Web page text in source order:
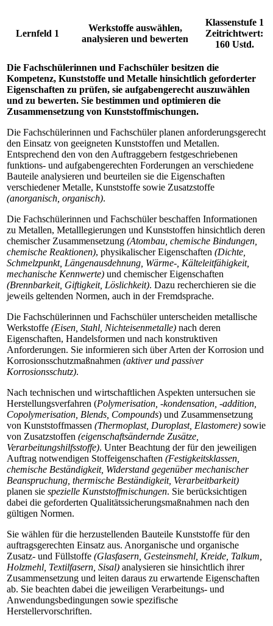
Lernfeld 1
Werkstoffe auswählen,
analysieren und bewerten
Klassenstufe 1
Zeitrichtwert:
160 Ustd.
Die Fachschülerinnen und Fachschüler besitzen die
Kompetenz, Kunststoffe und Metalle hinsichtlich geforderter
Eigenschaften zu prüfen, sie aufgabengerecht auszuwählen
und zu bewerten. Sie bestimmen und optimieren die
Zusammensetzung von Kunststoffmischungen.
Die Fachschülerinnen und Fachschüler planen anforderungsgerecht
den Einsatz von geeigneten Kunststoffen und Metallen.
Entsprechend den von den Auftraggebern festgeschriebenen
funktions- und aufgabengerechten Forderungen an verschiedene
Bauteile analysieren und beurteilen sie die Eigenschaften
verschiedener Metalle, Kunststoffe sowie Zusatzstoffe
(anorganisch, organisch).
Die Fachschülerinnen und Fachschüler beschaffen Informationen
zu Metallen, Metalllegierungen und Kunststoffen hinsichtlich deren
chemischer Zusammensetzung (Atombau, chemische Bindungen,
chemische Reaktionen), physikalischer Eigenschaften (Dichte,
Schmelzpunkt, Längenausdehnung, Wärme-, Kälteleitfähigkeit,
mechanische Kennwerte) und chemischer Eigenschaften
(Brennbarkeit, Giftigkeit, Löslichkeit). Dazu recherchieren sie die
jeweils geltenden Normen, auch in der Fremdsprache.
Die Fachschülerinnen und Fachschüler unterscheiden metallische
Werkstoffe (Eisen, Stahl, Nichteisenmetalle) nach deren
Eigenschaften, Handelsformen und nach konstruktiven
Anforderungen. Sie informieren sich über Arten der Korrosion und
Korrosionsschutzmaßnahmen (aktiver und passiver
Korrosionsschutz).
Nach technischen und wirtschaftlichen Aspekten untersuchen sie
Herstellungsverfahren (Polymerisation, -kondensation, -addition,
Copolymerisation, Blends, Compounds) und Zusammensetzung
von Kunststoffmassen (Thermoplast, Duroplast, Elastomere) sowie
von Zusatzstoffen (eigenschaftsändernde Zusätze,
Verarbeitungshilfsstoffe). Unter Beachtung der für den jeweiligen
Auftrag notwendigen Stoffeigenschaften (Festigkeitsklassen,
chemische Beständigkeit, Widerstand gegenüber mechanischer
Beanspruchung, thermische Beständigkeit, Verarbeitbarkeit)
planen sie spezielle Kunststoffmischungen. Sie berücksichtigen
dabei die geforderten Qualitätssicherungsmaßnahmen nach den
gültigen Normen.
Sie wählen für die herzustellenden Bauteile Kunststoffe für den
auftragsgerechten Einsatz aus. Anorganische und organische
Zusatz- und Füllstoffe (Glasfasern, Gesteinsmehl, Kreide, Talkum,
Holzmehl, Textilfasern, Sisal) analysieren sie hinsichtlich ihrer
Zusammensetzung und leiten daraus zu erwartende Eigenschaften
ab. Sie beachten dabei die jeweiligen Verarbeitungs- und
Anwendungsbedingungen sowie spezifische
Herstellervorschriften.